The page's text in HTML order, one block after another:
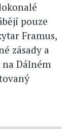
pouze
Framus,
zásady a
Dálném